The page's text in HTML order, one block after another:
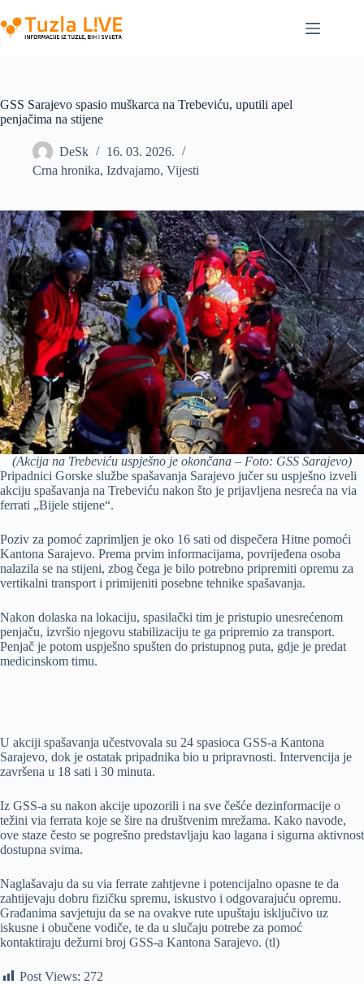
to
content
GSS Sarajevo spasio muškarca na Trebeviću, uputili apel
penjačima na stijene
DeSk
16. 03. 2026.
Crna hronika, Izdvajamo, Vijesti
(Akcija na Trebeviću uspješno je okončana – Foto: GSS Sarajevo)
Pripadnici Gorske službe spašavanja Sarajevo jučer su uspješno izveli
akciju spašavanja na Trebeviću nakon što je prijavljena nesreća na via
ferrati „Bijele stijene“.
Poziv za pomoć zaprimljen je oko 16 sati od dispečera Hitne pomoći
Kantona Sarajevo. Prema prvim informacijama, povrijeđena osoba
nalazila se na stijeni, zbog čega je bilo potrebno pripremiti opremu za
vertikalni transport i primijeniti posebne tehnike spašavanja.
Nakon dolaska na lokaciju, spasilački tim je pristupio unesrećenom
penjaču, izvršio njegovu stabilizaciju te ga pripremio za transport.
Penjač je potom uspješno spušten do pristupnog puta, gdje je predat
medicinskom timu.
U akciji spašavanja učestvovala su 24 spasioca GSS-a Kantona
Sarajevo, dok je ostatak pripadnika bio u pripravnosti. Intervencija je
završena u 18 sati i 30 minuta.
Iz GSS-a su nakon akcije upozorili i na sve češće dezinformacije o
težini via ferrata koje se šire na društvenim mrežama. Kako navode,
ove staze često se pogrešno predstavljaju kao lagana i sigurna aktivnost
dostupna svima.
Naglašavaju da su via ferrate zahtjevne i potencijalno opasne te da
zahtijevaju dobru fizičku spremu, iskustvo i odgovarajuću opremu.
Građanima savjetuju da se na ovakve rute upuštaju isključivo uz
iskusne i obučene vodiče, te da u slučaju potrebe za pomoć
kontaktiraju dežurni broj GSS-a Kantona Sarajevo. (tl)
Post Views: 272